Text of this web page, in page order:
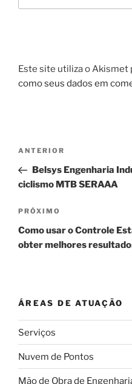
Este site utiliza o Akismet
como seus dados em
Navegação
Post
Post
anterior
ANTERIOR
Belsys Engenharia
ciclismo MTB SERAAA
Próximo
post
PRÓXIMO
Como usar o Controle
obter melhores
ÁREAS DE ATUAÇÃO
Serviços
Nuvem de Pontos
Mão de Obra de